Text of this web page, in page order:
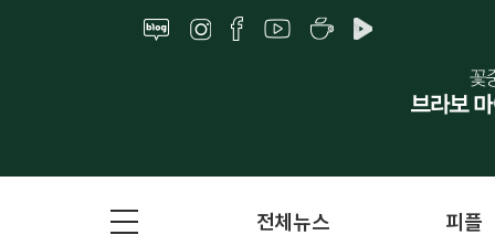
전체뉴스 피플